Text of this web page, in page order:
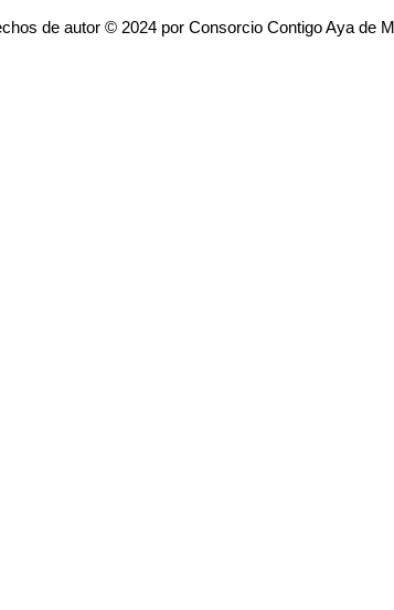
de autor © 2024 por Consorcio Contigo Aya de